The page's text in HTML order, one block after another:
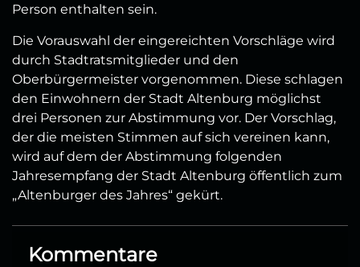
Person enthalten sein.
Die Vorauswahl der eingereichten Vorschläge wird
durch Stadtratsmitglieder und den
Oberbürgermeister vorgenommen. Diese schlagen
den Einwohnern der Stadt Altenburg möglichst
drei Personen zur Abstimmung vor. Der Vorschlag,
der die meisten Stimmen auf sich vereinen kann,
wird auf dem der Abstimmung folgenden
Jahresempfang der Stadt Altenburg öffentlich zum
„Altenburger des Jahres“ gekürt.
Kommentare